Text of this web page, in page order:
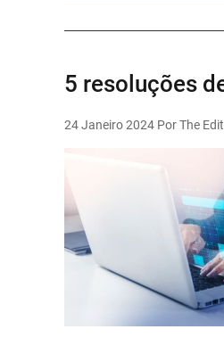
5 resoluções
24 Janeiro 2024 Por The